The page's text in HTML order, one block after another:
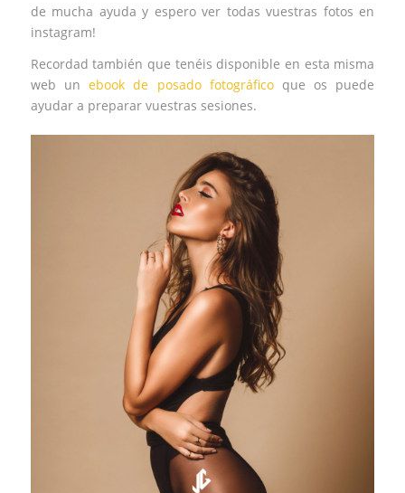
de mucha ayuda y espero ver todas vuestras fotos en
instagram!
Recordad también que tenéis disponible en esta misma
web un ebook de posado fotográficoque os puede
ayudar a preparar vuestras sesiones.